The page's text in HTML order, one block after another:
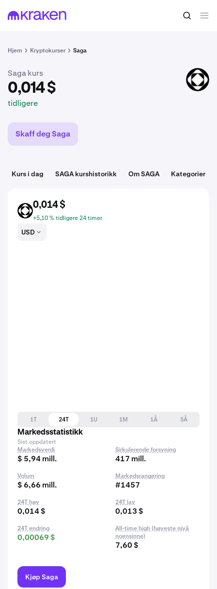
Hjem Kryptokurser Saga
0,014 $ Kjøp SAGA
Saga kurs
0,014 $
tidligere
SAGA
Skaff deg Saga
Kurs i dag SAGA kurshistorikk Om SAGA Kategorier
SAGA
0,014 $
+5,10 % tidligere 24 timer
USD
1T 24T 1U 1M 1Å
5Å
Markedsstatistikk
Sist oppdatert
Markedsverdi
$ 5,94 mill.
Sirkulerende forsyning
417 mill.
Volum
$ 6,66 mill.
Markedsrangering
#1457
24T høy
0,014 $
24T lav
0,013 $
24T endring
0,00069 $
All-time high (høyeste nivå
noensinne)
7,60 $
Kjøp Saga